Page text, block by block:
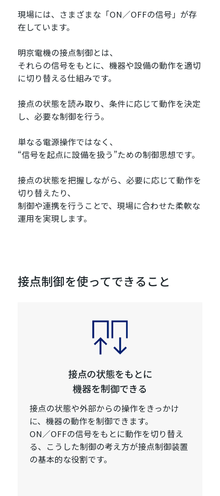
現場には、さまざまな「ON／OFFの信号」が存
在しています。
明京電機の接点制御とは、
それらの信号をもとに、機器や設備の動作を適切
に切り替える仕組みです。
接点の状態を読み取り、条件に応じて動作を決定
し、必要な制御を行う。
単なる電源操作ではなく、
“信号を起点に設備を扱う”ための制御思想です。
接点の状態を把握しながら、必要に応じて動作を
切り替えたり、
制御や連携を行うことで、現場に合わせた柔軟な
運用を実現します。
接点制御を使ってできること
接点の状態をもとに
機器を制御できる
接点の状態や外部からの操作をきっかけ
に、機器の動作を制御できます。
ON／OFFの信号をもとに動作を切り替え
る、こうした制御の考え方が接点制御装置
の基本的な役割です。